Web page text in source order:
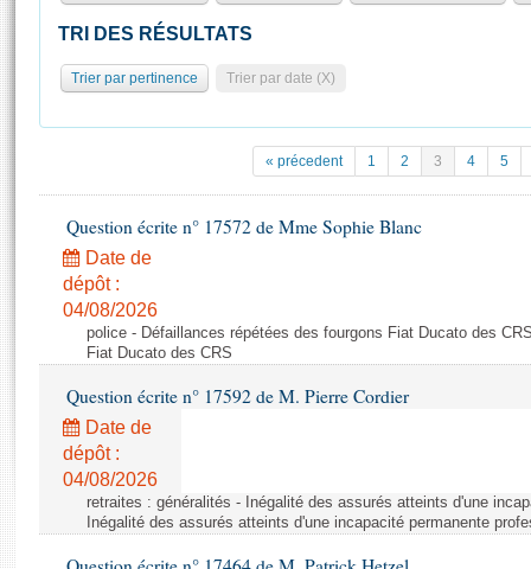
Pétitions
Projets de loi
Propositions de loi
Amendements
Textes adoptés
Rapports législatifs
Rapports sur l'application des lois
Baromètre de l’application des lois
Statistiques et chiffres clés
Documents de référence
( Constitution | Règlement de l'Assemblée ... )
Histoire
Juniors
Anciennes législatures
Contacts et plan d'accès
Photos libres de droit
TRI DES RÉSULTATS
Trier par pertinence Trier par date (X)
« précedent 1 2 3 4 5
Question écrite n° 17572 de Mme Sophie Blanc
Date de
dépôt :
04/08/2026
police - Défaillances répétées des fourgons Fiat Ducato des
Fiat Ducato des CRS
Question écrite n° 17592 de M. Pierre Cordier
Date de
dépôt :
04/08/2026
retraites : généralités - Inégalité des assurés atteints d'une
Inégalité des assurés atteints d'une incapacité permanente